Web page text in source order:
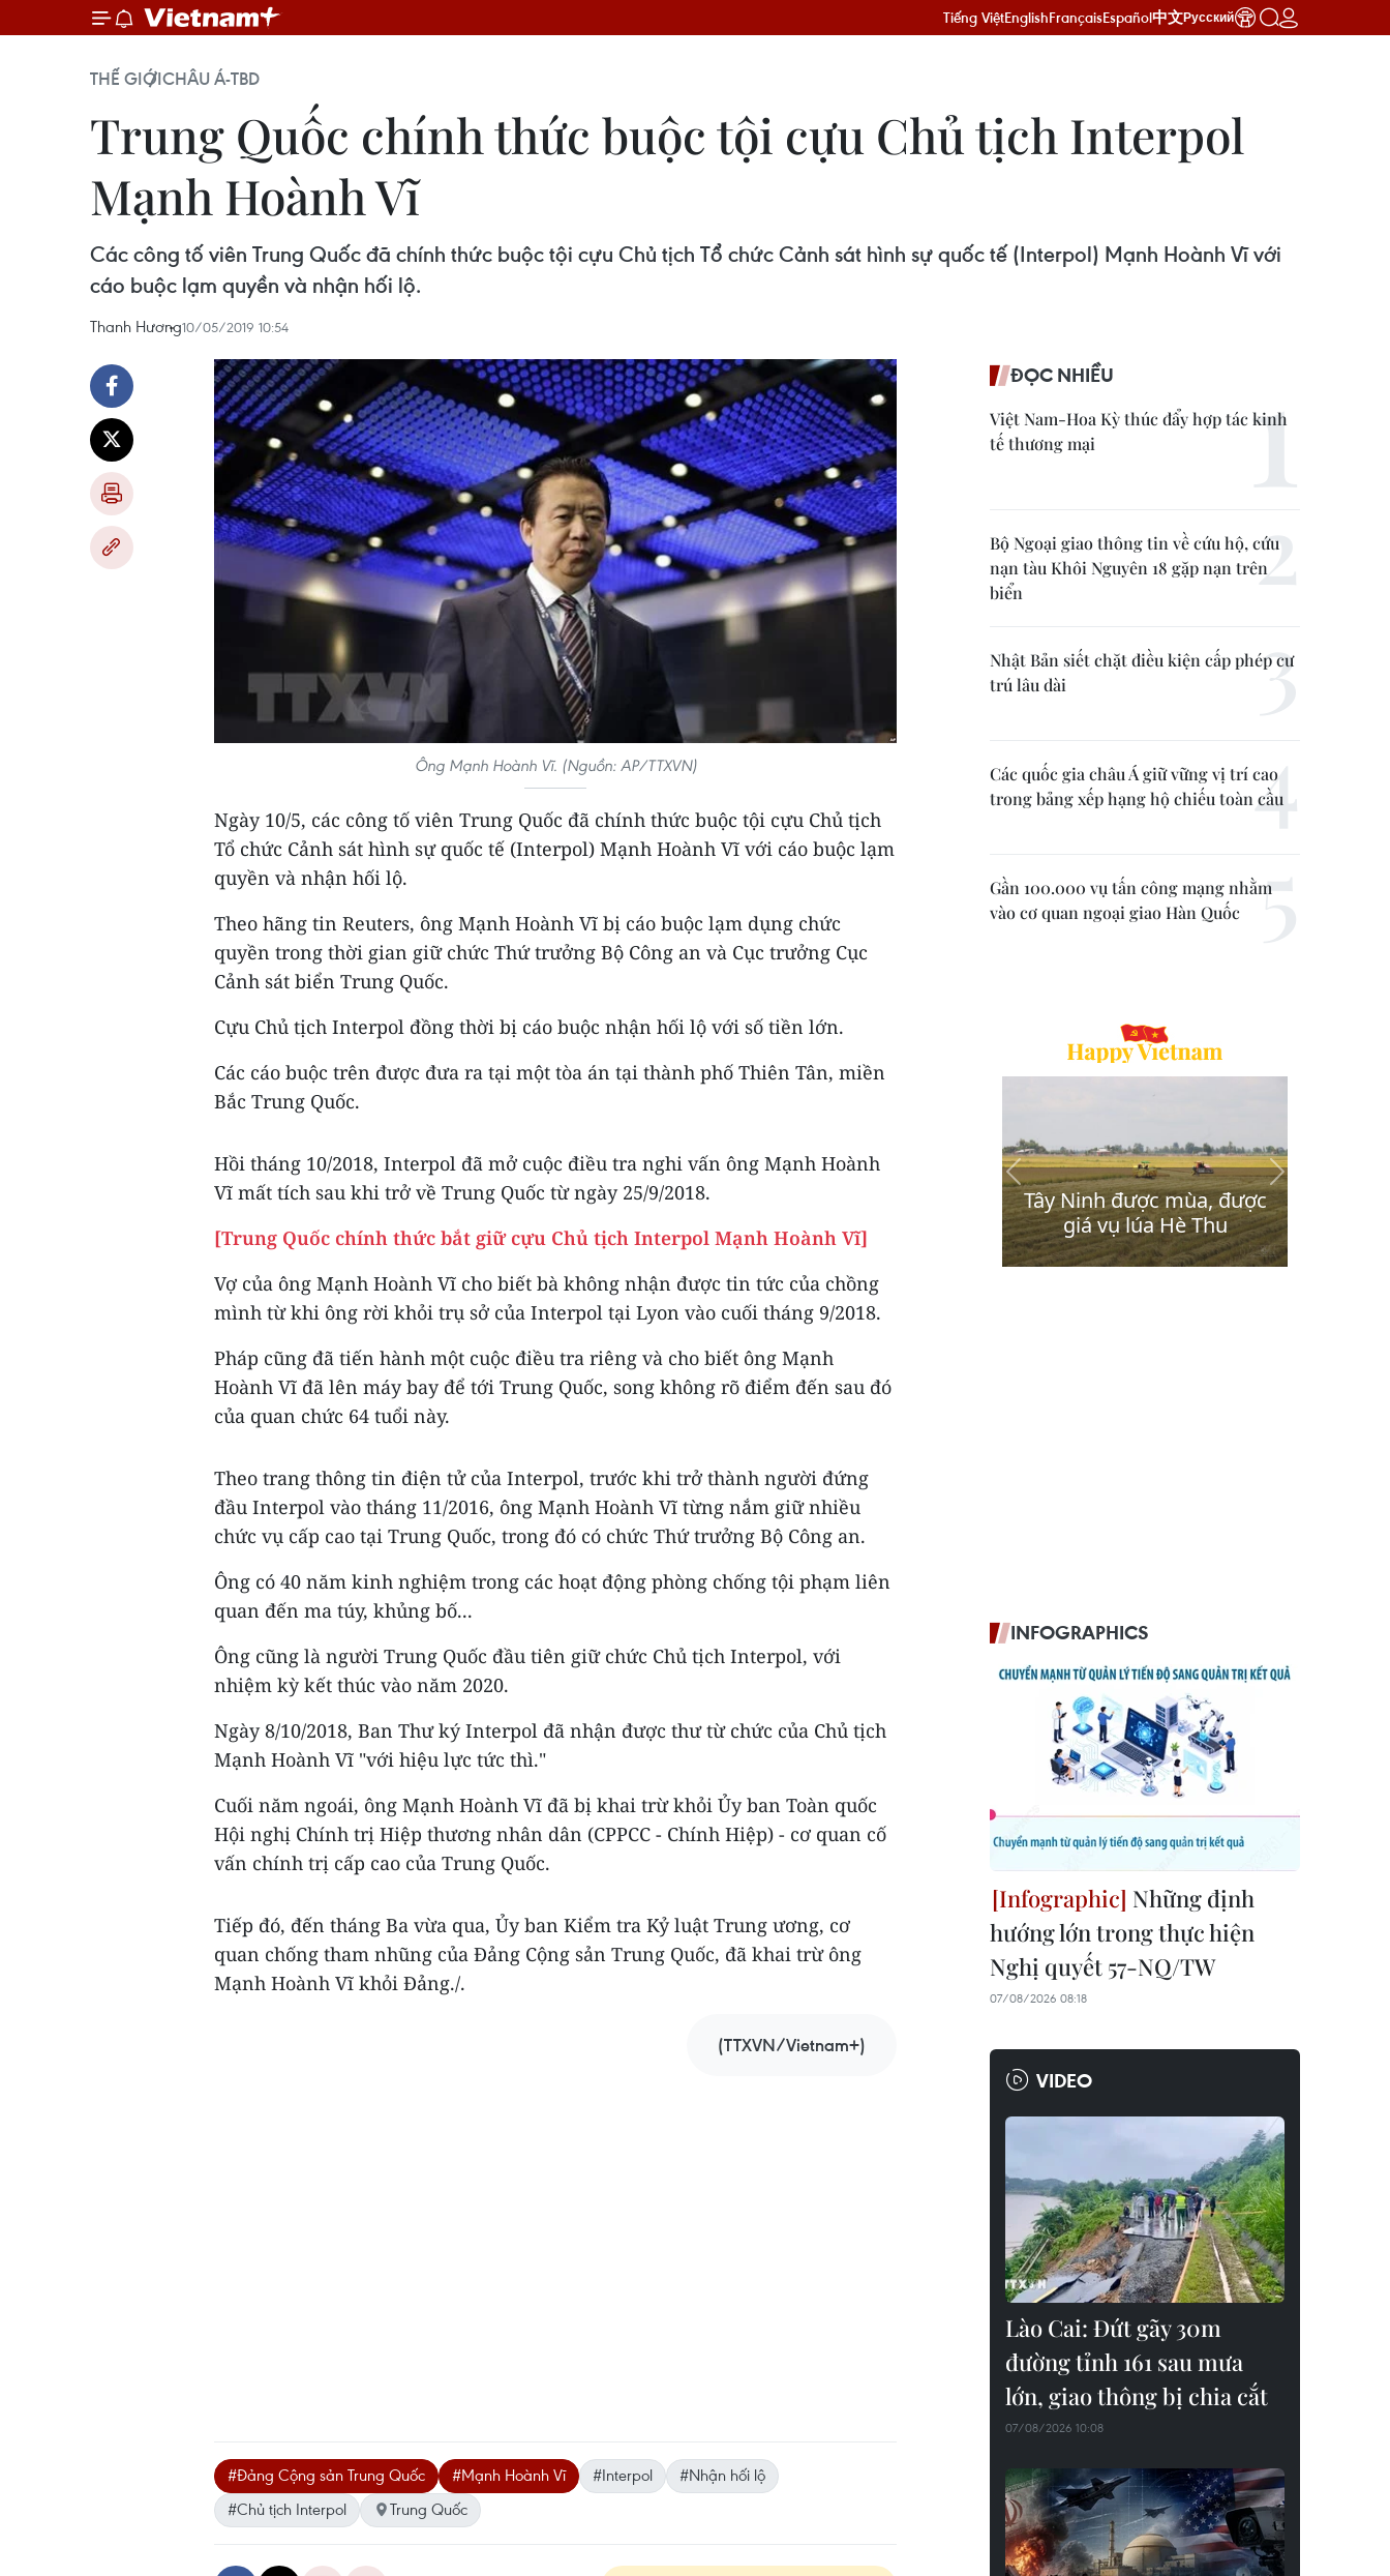
Tiếng ViệtEnglishFrançaisEspañol中文Русский
THẾ GIỚICHÂU Á-TBD
Trung Quốc chính thức buộc tội cựu Chủ tịch Interpol
Mạnh Hoành Vĩ
Các công tố viên Trung Quốc đã chính thức buộc tội cựu Chủ tịch Tổ chức Cảnh sát hình sự quốc tế (Interpol) Mạnh Hoành Vĩ với
cáo buộc lạm quyền và nhận hối lộ.
Thanh Hương10/05/2019 10:54
Ông Mạnh Hoành Vĩ. (Nguồn: AP/TTXVN)
Ngày 10/5, các công tố viên Trung Quốc đã chính thức buộc tội cựu Chủ tịch
Tổ chức Cảnh sát hình sự quốc tế (Interpol) Mạnh Hoành Vĩ với cáo buộc lạm
quyền và nhận hối lộ.
Theo hãng tin Reuters, ông Mạnh Hoành Vĩ bị cáo buộc lạm dụng chức
quyền trong thời gian giữ chức Thứ trưởng Bộ Công an và Cục trưởng Cục
Cảnh sát biển Trung Quốc.
Cựu Chủ tịch Interpol đồng thời bị cáo buộc nhận hối lộ với số tiền lớn.
Các cáo buộc trên được đưa ra tại một tòa án tại thành phố Thiên Tân, miền
Bắc Trung Quốc.
Hồi tháng 10/2018, Interpol đã mở cuộc điều tra nghi vấn ông Mạnh Hoành
Vĩ mất tích sau khi trở về Trung Quốc từ ngày 25/9/2018.
[Trung Quốc chính thức bắt giữ cựu Chủ tịch Interpol Mạnh Hoành Vĩ]
Vợ của ông Mạnh Hoành Vĩ cho biết bà không nhận được tin tức của chồng
mình từ khi ông rời khỏi trụ sở của Interpol tại Lyon vào cuối tháng 9/2018.
Pháp cũng đã tiến hành một cuộc điều tra riêng và cho biết ông Mạnh
Hoành Vĩ đã lên máy bay để tới Trung Quốc, song không rõ điểm đến sau đó
của quan chức 64 tuổi này.
Theo trang thông tin điện tử của Interpol, trước khi trở thành người đứng
đầu Interpol vào tháng 11/2016, ông Mạnh Hoành Vĩ từng nắm giữ nhiều
chức vụ cấp cao tại Trung Quốc, trong đó có chức Thứ trưởng Bộ Công an.
Ông có 40 năm kinh nghiệm trong các hoạt động phòng chống tội phạm liên
quan đến ma túy, khủng bố...
Ông cũng là người Trung Quốc đầu tiên giữ chức Chủ tịch Interpol, với
nhiệm kỳ kết thúc vào năm 2020.
Ngày 8/10/2018, Ban Thư ký Interpol đã nhận được thư từ chức của Chủ tịch
Mạnh Hoành Vĩ "với hiệu lực tức thì."
Cuối năm ngoái, ông Mạnh Hoành Vĩ đã bị khai trừ khỏi Ủy ban Toàn quốc
Hội nghị Chính trị Hiệp thương nhân dân (CPPCC - Chính Hiệp) - cơ quan cố
vấn chính trị cấp cao của Trung Quốc.
Tiếp đó, đến tháng Ba vừa qua, Ủy ban Kiểm tra Kỷ luật Trung ương, cơ
quan chống tham nhũng của Đảng Cộng sản Trung Quốc, đã khai trừ ông
Mạnh Hoành Vĩ khỏi Đảng./.
(TTXVN/Vietnam+)
#Đảng Cộng sản Trung Quốc #Mạnh Hoành Vĩ #Interpol
#Nhận hối lộ
#Chủ tịch Interpol
Trung Quốc
ĐỌC NHIỀU
Việt Nam-Hoa Kỳ thúc đẩy hợp tác kinh
tế thương mại
Bộ Ngoại giao thông tin về cứu hộ, cứu
nạn tàu Khôi Nguyên 18 gặp nạn trên
biển
Nhật Bản siết chặt điều kiện cấp phép cư
trú lâu dài
Các quốc gia châu Á giữ vững vị trí cao
trong bảng xếp hạng hộ chiếu toàn cầu
Gần 100.000 vụ tấn công mạng nhằm
vào cơ quan ngoại giao Hàn Quốc
INFOGRAPHICS
Những định
hướng lớn trong thực hiện
Nghị quyết 57-NQ/TW
07/08/2026 08:18
VIDEO
Lào Cai: Đứt gãy 30m
đường tỉnh 161 sau mưa
lớn, giao thông bị chia cắt
07/08/2026 10:08